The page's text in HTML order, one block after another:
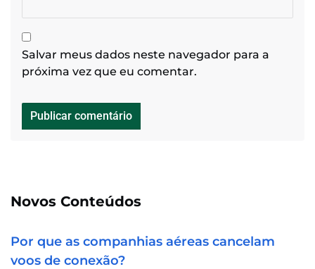
Salvar meus dados neste navegador para a
próxima vez que eu comentar.
Novos Conteúdos
Por que as companhias aéreas cancelam
voos de conexão?